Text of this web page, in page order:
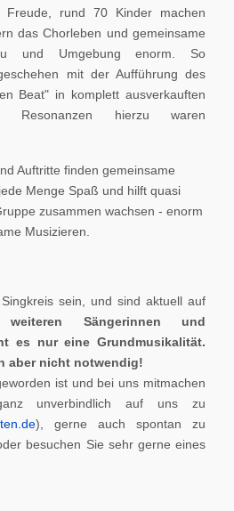
rund 70 Kinder machen
das Chorleben und gemeinsame
und Umgebung enorm. So
mit der Aufführung des
Beat" in komplett ausverkauften
Resonanzen hierzu waren
Auftritte finden gemeinsame
Menge Spaß und hilft quasi
zusammen wachsen - enorm
Musizieren.
sein, und sind aktuell auf
weiteren Sängerinnen und
es nur eine Grundmusikalität.
aber nicht notwendig!
ist und bei uns mitmachen
unverbindlich auf uns zu
), gerne auch spontan zu
besuchen Sie sehr gerne eines